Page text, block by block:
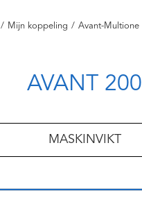
/ Mijn koppeling / Avant-Multione
AVANT 200
MASKINVIKT